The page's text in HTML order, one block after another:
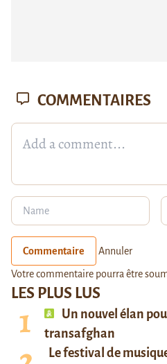
LES PLUS LUS
Un nouvel élan
transafghan
Le festival de
COMMENTAIRES
Commentaire Annuler
Votre commentaire pourra être